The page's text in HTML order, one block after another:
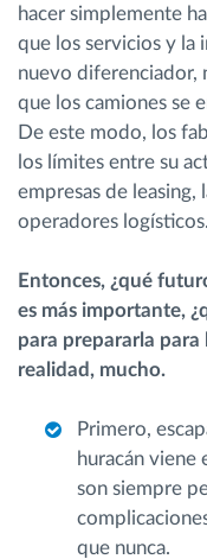
hacer simplemente
que los servicios y la
nuevo diferenciador,
que los camiones se
De este modo, los
los límites entre su
empresas de leasing,
operadores
Entonces, ¿qué
es más importante,
para prepararla
realidad, mucho.
Primero,
huracán viene
son siempre
que nunca.